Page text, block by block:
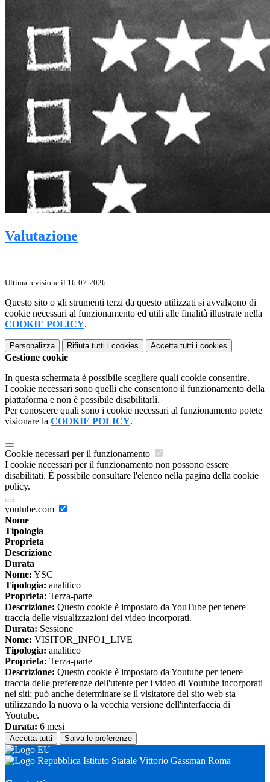
Valutazione
Ultima revisione il 16-07-2026
Questo sito o gli strumenti terzi da questo utilizzati si avvalgono di
cookie necessari al funzionamento ed utili alle finalità illustrate nella
COOKIE POLICY.
Personalizza Rifiuta tutti i cookies Accetta tutti i cookies
Gestione cookie
In questa schermata è possibile scegliere quali cookie consentire.
I cookie necessari sono quelli che consentono il funzionamento della
piattaforma e non è possibile disabilitarli.
Per conoscere quali sono i cookie necessari al funzionamento potete
visionare la COOKIE POLICY.
Cookie necessari per il funzionamento
I cookie necessari per il funzionamento non possono essere
disabilitati. È possibile consultare l'elenco nella pagina della cookie
policy.
youtube.com
Nome
Tipologia
Proprieta
Descrizione
Durata
Nome: YSC
Tipologia: analitico
Proprieta: Terza-parte
Descrizione: Questo cookie è impostato da YouTube per tenere
traccia delle visualizzazioni dei video incorporati.
Durata: Sessione
Nome: VISITOR_INFO1_LIVE
Tipologia: analitico
Proprieta: Terza-parte
Descrizione: Questo cookie è impostato da Youtube per tenere
traccia delle preferenze dell'utente per i video di Youtube incorporati
nei siti; può anche determinare se il visitatore del sito web sta
utilizzando la nuova o la vecchia versione dell'interfaccia di
Youtube.
Durata: 6 mesi
Accetta tutti Salva le preferenze
Istituto Statale Vittorio Gassman Roma